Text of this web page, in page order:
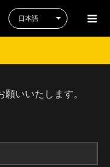
いいたします。